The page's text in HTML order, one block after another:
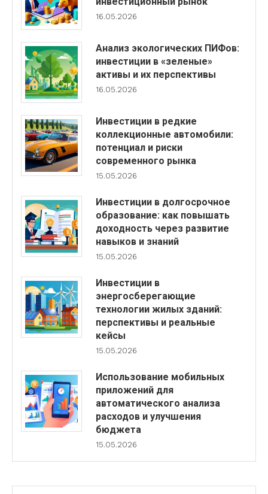
16.05.2026
Анализ экологических ПИФов:
инвестиции в «зеленые»
активы и их перспективы
16.05.2026
Инвестиции в редкие
коллекционные автомобили:
потенциал и риски
современного рынка
15.05.2026
Инвестиции в долгосрочное
образование: как повышать
доходность через развитие
навыков и знаний
15.05.2026
Инвестиции в
энергосберегающие
технологии жилых зданий:
перспективы и реальные
кейсы
15.05.2026
Использование мобильных
приложений для
автоматического анализа
расходов и улучшения
бюджета
15.05.2026